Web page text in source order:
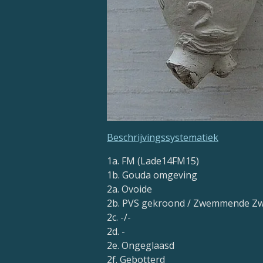
Beschrijvingssystematiek
1a. FM (Lade14FM15)
1b. Gouda omgeving
2a. Ovoide
2b. PVS gekroond / Zwemmende
2c. -/-
2d. -
2e. Ongeglaasd
2f. Gebotterd